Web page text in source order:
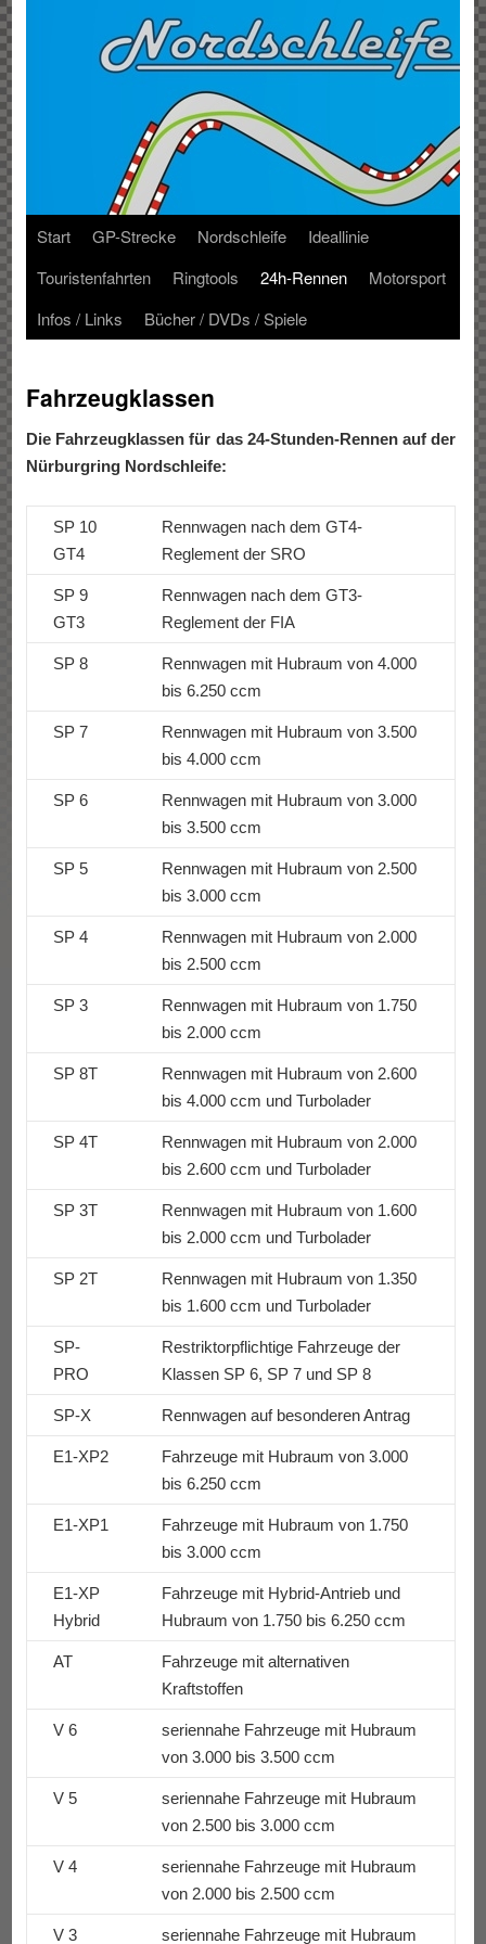
Start GP-Strecke Nordschleife
Ideallinie
Touristenfahrten
Ringtools 24h-Rennen
Motorsport
Infos / Links
Bücher / DVDs / Spiele
Fahrzeugklassen
Die Fahrzeugklassen für das 24-Stunden-Rennen auf der
Nürburgring Nordschleife:
SP 10
GT4
Rennwagen nach dem GT4-
Reglement der SRO
SP 9
GT3
Rennwagen nach dem GT3-
Reglement der FIA
SP 8
Rennwagen mit Hubraum von 4.000
bis 6.250 ccm
SP 7
Rennwagen mit Hubraum von 3.500
bis 4.000 ccm
SP 6
Rennwagen mit Hubraum von 3.000
bis 3.500 ccm
SP 5
Rennwagen mit Hubraum von 2.500
bis 3.000 ccm
SP 4
Rennwagen mit Hubraum von 2.000
bis 2.500 ccm
SP 3
Rennwagen mit Hubraum von 1.750
bis 2.000 ccm
SP 8T
Rennwagen mit Hubraum von 2.600
bis 4.000 ccm und Turbolader
SP 4T
Rennwagen mit Hubraum von 2.000
bis 2.600 ccm und Turbolader
SP 3T
Rennwagen mit Hubraum von 1.600
bis 2.000 ccm und Turbolader
SP 2T
Rennwagen mit Hubraum von 1.350
bis 1.600 ccm und Turbolader
SP-
PRO
Restriktorpflichtige Fahrzeuge der
Klassen SP 6, SP 7 und SP 8
SP-X Rennwagen auf besonderen Antrag
E1-XP2
Fahrzeuge mit Hubraum von 3.000
bis 6.250 ccm
E1-XP1
Fahrzeuge mit Hubraum von 1.750
bis 3.000 ccm
E1-XP
Hybrid
Fahrzeuge mit Hybrid-Antrieb und
Hubraum von 1.750 bis 6.250 ccm
AT
Fahrzeuge mit alternativen
Kraftstoffen
V 6
seriennahe Fahrzeuge mit Hubraum
von 3.000 bis 3.500 ccm
V 5
seriennahe Fahrzeuge mit Hubraum
von 2.500 bis 3.000 ccm
V 4
seriennahe Fahrzeuge mit Hubraum
von 2.000 bis 2.500 ccm
V 3 seriennahe Fahrzeuge mit Hubraum